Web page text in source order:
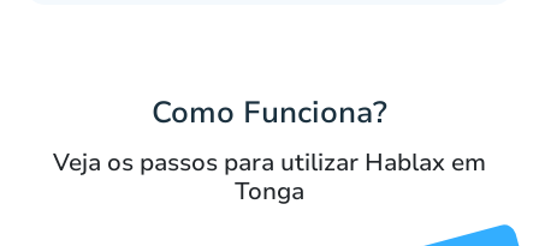
Como Funciona?
Veja os passos para utilizar Hablax em
Tonga